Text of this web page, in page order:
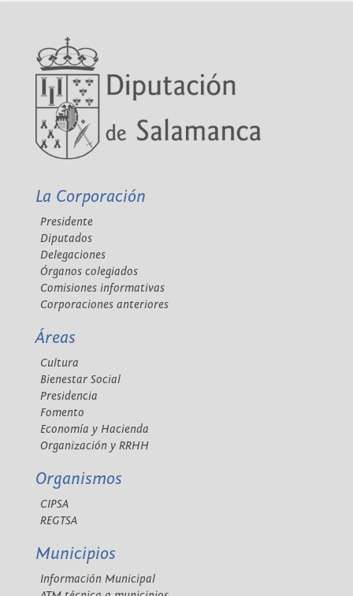
La Corporación
Presidente
Diputados
Delegaciones
Órganos colegiados
Comisiones informativas
Corporaciones anteriores
Áreas
Cultura
Bienestar Social
Presidencia
Fomento
Economía y Hacienda
Organización y RRHH
Organismos
CIPSA
REGTSA
Municipios
Información Municipal